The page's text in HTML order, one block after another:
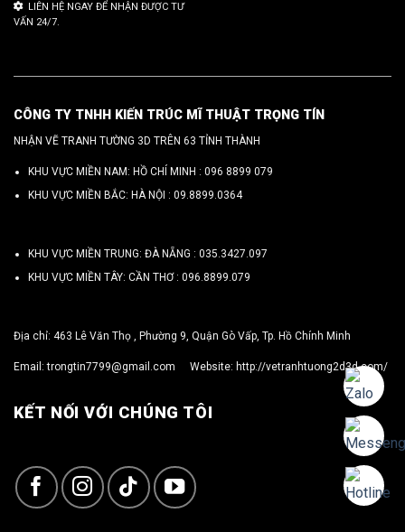
LIÊN HỆ NGAY ĐỂ NHẬN ĐƯỢC TƯ
VẤN 24/7.
CÔNG TY TNHH KIẾN TRÚC MĨ THUẬT TRỌNG TÍN
NHẬN VẼ TRANH TƯỜNG 3D TRÊN 63 TỈNH THÀNH
KHU VỰC MIỀN NAM: HỒ CHÍ MINH : 096 8899 079
KHU VỰC MIỀN BẮC: HÀ NỘI : 09.8899.0364
KHU VỰC MIỀN TRUNG: ĐÀ NẴNG : 035.3427.097
KHU VỰC MIỀN TÂY: CẦN THƠ : 096.8899.079
Địa chỉ: 463 Lê Văn Thọ , Phường 9, Quận Gò Vấp, Tp. Hồ Chính Minh
Email:trongtin7799@gmail.com Website: http://vetranhtuong2d3d.com/
KẾT NỐI VỚI CHÚNG TÔI